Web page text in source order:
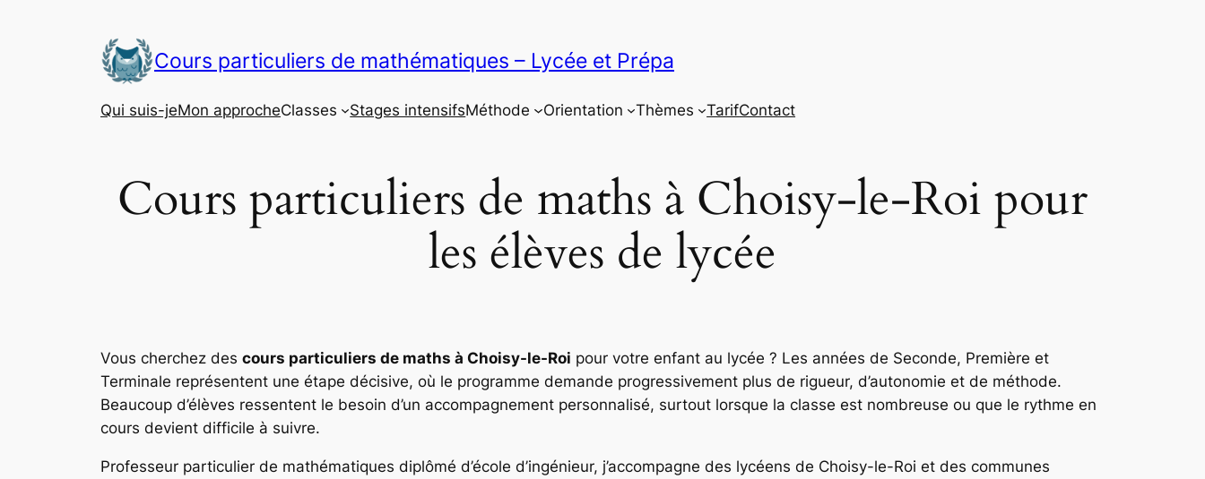
Cours particuliers de mathématiques – Lycée et Prépa
Qui suis-jeMon approcheClasses Stages intensifsMéthode Orientation Thèmes TarifContact
Cours particuliers de maths à Choisy-le-Roi pour
les élèves de lycée
Vous cherchez des cours particuliers de maths à Choisy-le-Roi pour votre enfant au lycée ? Les années de Seconde, Première et
Terminale représentent une étape décisive, où le programme demande progressivement plus de rigueur, d’autonomie et de méthode.
Beaucoup d’élèves ressentent le besoin d’un accompagnement personnalisé, surtout lorsque la classe est nombreuse ou que le rythme en
cours devient difficile à suivre.
Professeur particulier de mathématiques diplômé d’école d’ingénieur, j’accompagne des lycéens de Choisy-le-Roi et des communes